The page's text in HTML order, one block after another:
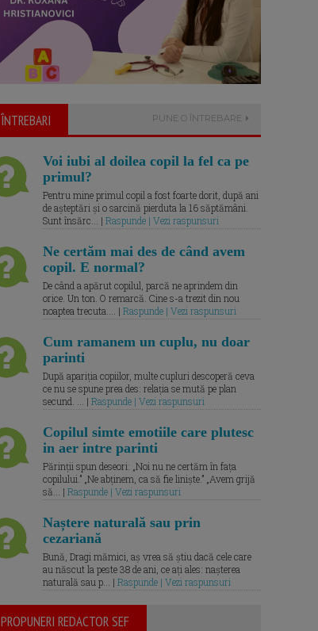
ÎNTREBARI PUNE O ÎNTREBARE
Voi iubi al doilea copil la fel ca pe
primul?
Pentru mine primul copil a fost foarte dorit, după ani
de așteptări și o sarcină pierduta la 16 săptămâni.
Sunt însărc... | Raspunde | Vezi raspunsuri
Ne certăm mai des de când avem
copil. E normal?
De când a apărut copilul, parcă ne aprindem din
orice. Un ton. O remarcă. Cine s-a trezit din nou
noaptea trecuta.... | Raspunde | Vezi raspunsuri
Cum ramanem un cuplu, nu doar
parinti
După apariția copiilor, multe cupluri descoperă ceva
ce nu se spune prea des: relația se mută pe plan
secund. ... | Raspunde | Vezi raspunsuri
Copilul simte emotiile care plutesc
in aer intre parinti
Părinții spun deseori: „Noi nu ne certăm în fața
copilului.” „Ne abținem, ca să fie liniște.” „Avem grijă
să... | Raspunde | Vezi raspunsuri
Naștere naturală sau prin
cezariană
Bună, Dragi mămici, aș vrea să știu dacă cele care
au născut la peste 38 de ani, ce ați ales: nașterea
naturală sau p... | Raspunde | Vezi raspunsuri
PROPUNERI REDACTOR SEF